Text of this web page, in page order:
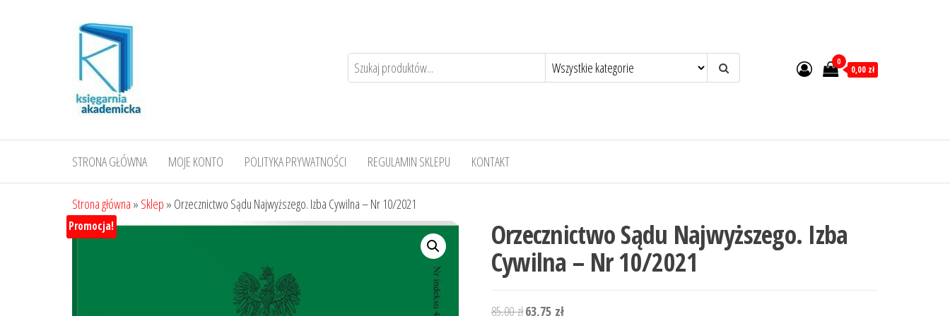
0
0,00 zł
STRONA GŁÓWNA MOJE KONTO POLITYKA PRYWATNOŚCI REGULAMIN SKLEPU KONTAKT
Strona główna » Sklep » Orzecznictwo Sądu Najwyższego. Izba Cywilna – Nr 10/2021
Promocja! Orzecznictwo Sądu Najwyższego. Izba
Cywilna – Nr 10/2021
85,00złPierwotna
63,75 złAktualna